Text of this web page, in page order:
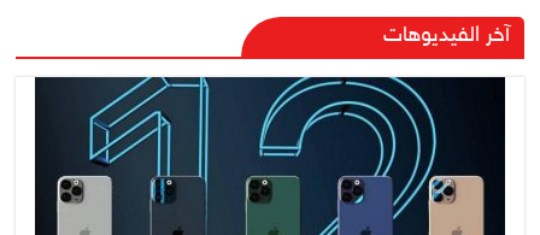
رئيس حكومة إقليم كردستان مسرور
بارزاني ينفي ما يشاع عن وجود
عسكري أمريكي في بعض قواعد
الإقليم
8 أغسطس، 2026 No Comment
الدخيل يتابع ميدانياً سير العمل في
المشاريع الاستراتيجية بالموصل
ويشدد على ضرورة إنجازها
آخر الفيديوهات